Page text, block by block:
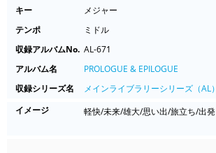
キー
メジャー
テンポ
ミドル
収録アルバムNo. AL-671
アルバム名
PROLOGUE & EPILOGUE
収録シリーズ名
メインライブラリーシリーズ（AL）
イメージ
軽快/未来/雄大/思い出/旅立ち/出発